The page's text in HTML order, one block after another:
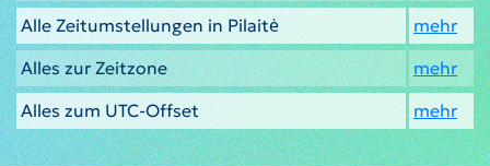
Alle Zeitumstellungen in Pilaitė
mehr
Alles zur Zeitzone
mehr
Alles zum UTC-Offset
mehr